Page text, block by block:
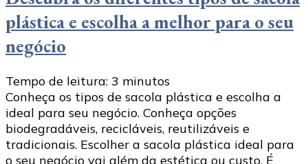
plástica e escolha a melhor para o seu
negócio
Tempo de leitura: 3 minutos
Conheça os tipos de sacola plástica e escolha a
ideal para seu negócio. Conheça opções
biodegradáveis, recicláveis, reutilizáveis e
tradicionais. Escolher a sacola plástica ideal para
o seu negócio vai além da estética ou custo. É